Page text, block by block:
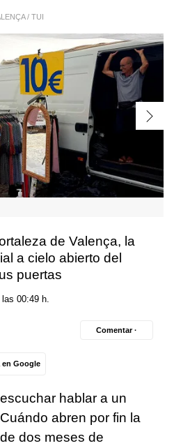
/ TUI
de Valença, la
a cielo abierto del
puertas
00:49 h.
en Google
Comentar ·
hablar a un
abren por fin la
dos meses de